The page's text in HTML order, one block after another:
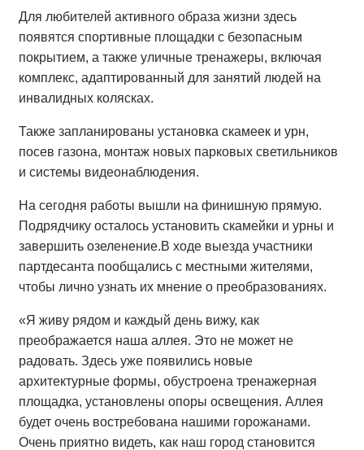
Для любителей активного образа жизни здесь
появятся спортивные площадки с безопасным
покрытием, а также уличные тренажеры, включая
комплекс, адаптированный для занятий людей на
инвалидных колясках.
Также запланированы установка скамеек и урн,
посев газона, монтаж новых парковых светильников
и системы видеонаблюдения.
На сегодня работы вышли на финишную прямую.
Подрядчику осталось установить скамейки и урны и
завершить озеленение.В ходе выезда участники
партдесанта пообщались с местными жителями,
чтобы лично узнать их мнение о преобразованиях.
«Я живу рядом и каждый день вижу, как
преображается наша аллея. Это не может не
радовать. Здесь уже появились новые
архитектурные формы, обустроена тренажерная
площадка, установлены опоры освещения. Аллея
будет очень востребована нашими горожанами.
Очень приятно видеть, как наш город становится